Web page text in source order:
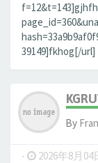
39149]fkhog[/url]
By
- 2026年8月04